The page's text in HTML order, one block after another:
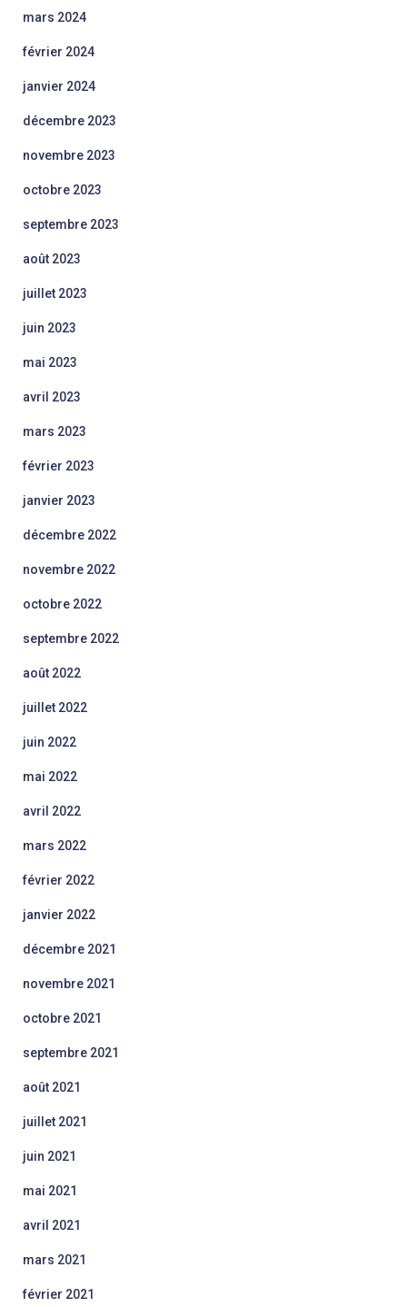
mars 2024
février 2024
janvier 2024
décembre 2023
novembre 2023
octobre 2023
septembre 2023
août 2023
juillet 2023
juin 2023
mai 2023
avril 2023
mars 2023
février 2023
janvier 2023
décembre 2022
novembre 2022
octobre 2022
septembre 2022
août 2022
juillet 2022
juin 2022
mai 2022
avril 2022
mars 2022
février 2022
janvier 2022
décembre 2021
novembre 2021
octobre 2021
septembre 2021
août 2021
juillet 2021
juin 2021
mai 2021
avril 2021
mars 2021
février 2021